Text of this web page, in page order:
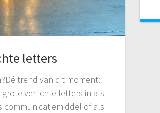
letters
trend van dit moment:
verlichte letters in als
of als